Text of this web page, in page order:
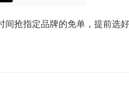
间抢指定品牌的免单，提前选